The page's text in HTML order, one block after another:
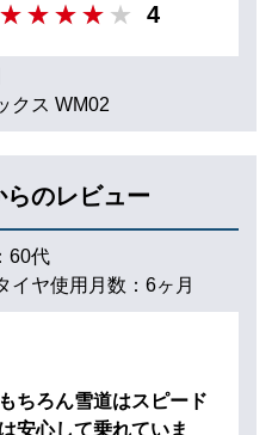
4
クス WM02
らのレビュー
60代
イヤ使用月数： 6ヶ月
ちろん雪道はスピード
安心して乗れていま